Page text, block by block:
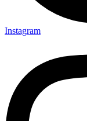
Instagram